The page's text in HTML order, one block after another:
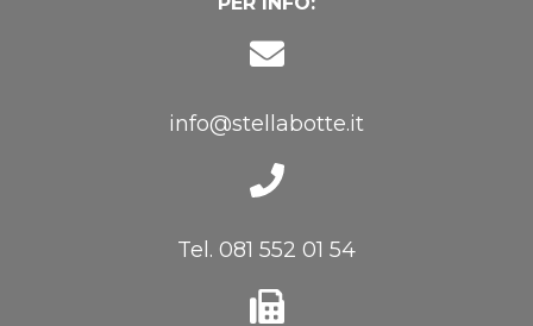
info@stellabotte.it
Tel. 081 552 01 54